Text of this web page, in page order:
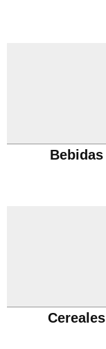
Bebidas
Cereales